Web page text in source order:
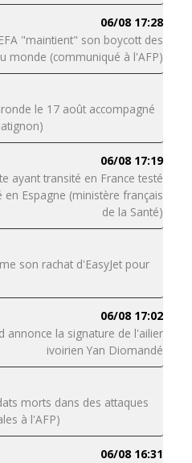
06/08 17:28
"maintient" son boycott des
monde (communiqué à l'AFP)
le 17 août accompagné
06/08 17:19
ayant transité en France testé
Espagne (ministère français
de la Santé)
son rachat d'EasyJet pour
06/08 17:02
annonce la signature de l'ailier
ivoirien Yan Diomandé
morts dans des attaques
à l'AFP)
06/08 16:31